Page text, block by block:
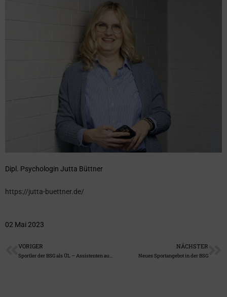
Dipl. Psychologin Jutta Büttner
https://jutta-buettner.de/
02 Mai 2023
VORIGER
Sportler der BSG als ÜL – Assistenten ausgebildet
NÄCHSTER
Neues Sportangebot in der BSG